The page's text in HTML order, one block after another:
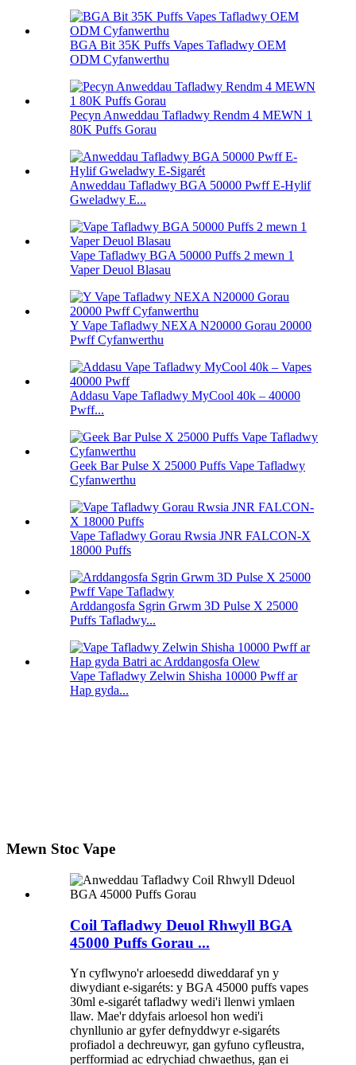
BGA Bit 35K Puffs Vapes Tafladwy OEM
ODM Cyfanwerthu
Pecyn Anweddau Tafladwy Rendm 4 MEWN 1
80K Puffs Gorau
Anweddau Tafladwy BGA 50000 Pwff E-Hylif
Gweladwy E...
Vape Tafladwy BGA 50000 Puffs 2 mewn 1
Vaper Deuol Blasau
Y Vape Tafladwy NEXA N20000 Gorau 20000
Pwff Cyfanwerthu
Addasu Vape Tafladwy MyCool 40k – 40000
Pwff...
Geek Bar Pulse X 25000 Puffs Vape Tafladwy
Cyfanwerthu
Vape Tafladwy Gorau Rwsia JNR FALCON-X
18000 Puffs
Arddangosfa Sgrin Grwm 3D Pulse X 25000
Puffs Tafladwy...
Vape Tafladwy Zelwin Shisha 10000 Pwff ar
Hap gyda...
Mewn Stoc Vape
Coil Tafladwy Deuol Rhwyll BGA
45000 Puffs Gorau ...
Yn cyflwyno'r arloesedd diweddaraf yn y
diwydiant e-sigaréts: y BGA 45000 puffs vapes
30ml e-sigarét tafladwy wedi'i llenwi ymlaen
llaw. Mae'r ddyfais arloesol hon wedi'i
chynllunio ar gyfer defnyddwyr e-sigaréts
profiadol a dechreuwyr, gan gyfuno cyfleustra,
perfformiad ac edrychiad chwaethus, gan ei